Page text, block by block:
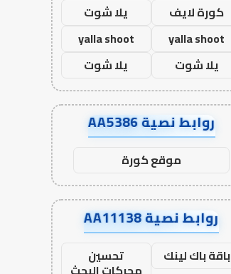
كورة لايف
يلا شوت
yalla shoot
yalla shoot
يلا شوت
يلا شوت
روابط نصية AA5386
موقع كورة
روابط نصية AA11138
باقة باك لينك تحسين